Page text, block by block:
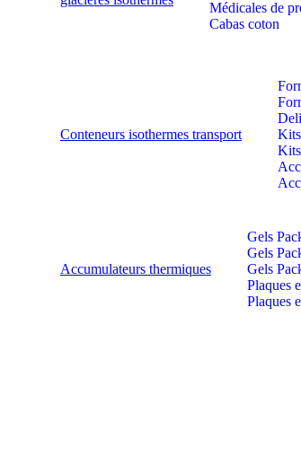
Médicales de
Cabas coton
Conteneurs isothermes transport
Accumulateurs thermiques
Gels
Gels
Gels
Plaques
Plaques